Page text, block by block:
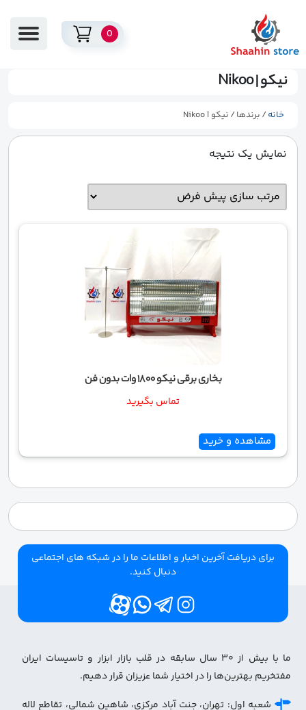
0
نیکو | Nikoo
خانه/ برندها / نیکو | Nikoo
نمایش یک نتیجه
بخاری برقی نیکو 1800 وات بدون فن
تماس بگیرید
مشاهده و خرید
برای دریافت آخرین اخبار و اطلاعات ما را در شبکه های اجتماعی
دنبال کنید.
ما با بیش از ۳۰ سال سابقه در قلب بازار ابزار و تاسیسات ایران
مفتخریم بهترین‌ها را در اختیار شما عزیزان قرار دهیم.
شعبه اول: تهران، جنت آباد مرکزی، شاهین شمالی، تقاطع لاله